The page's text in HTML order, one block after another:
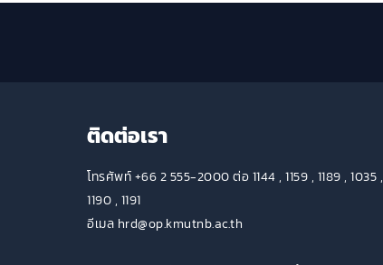
ติดต่อเรา
โทรศัพท์ +66 2 555-2000 ต่อ 1144 , 1159 , 1189 , 1035 ,
1190 , 1191
อีเมล hrd@op.kmutnb.ac.th